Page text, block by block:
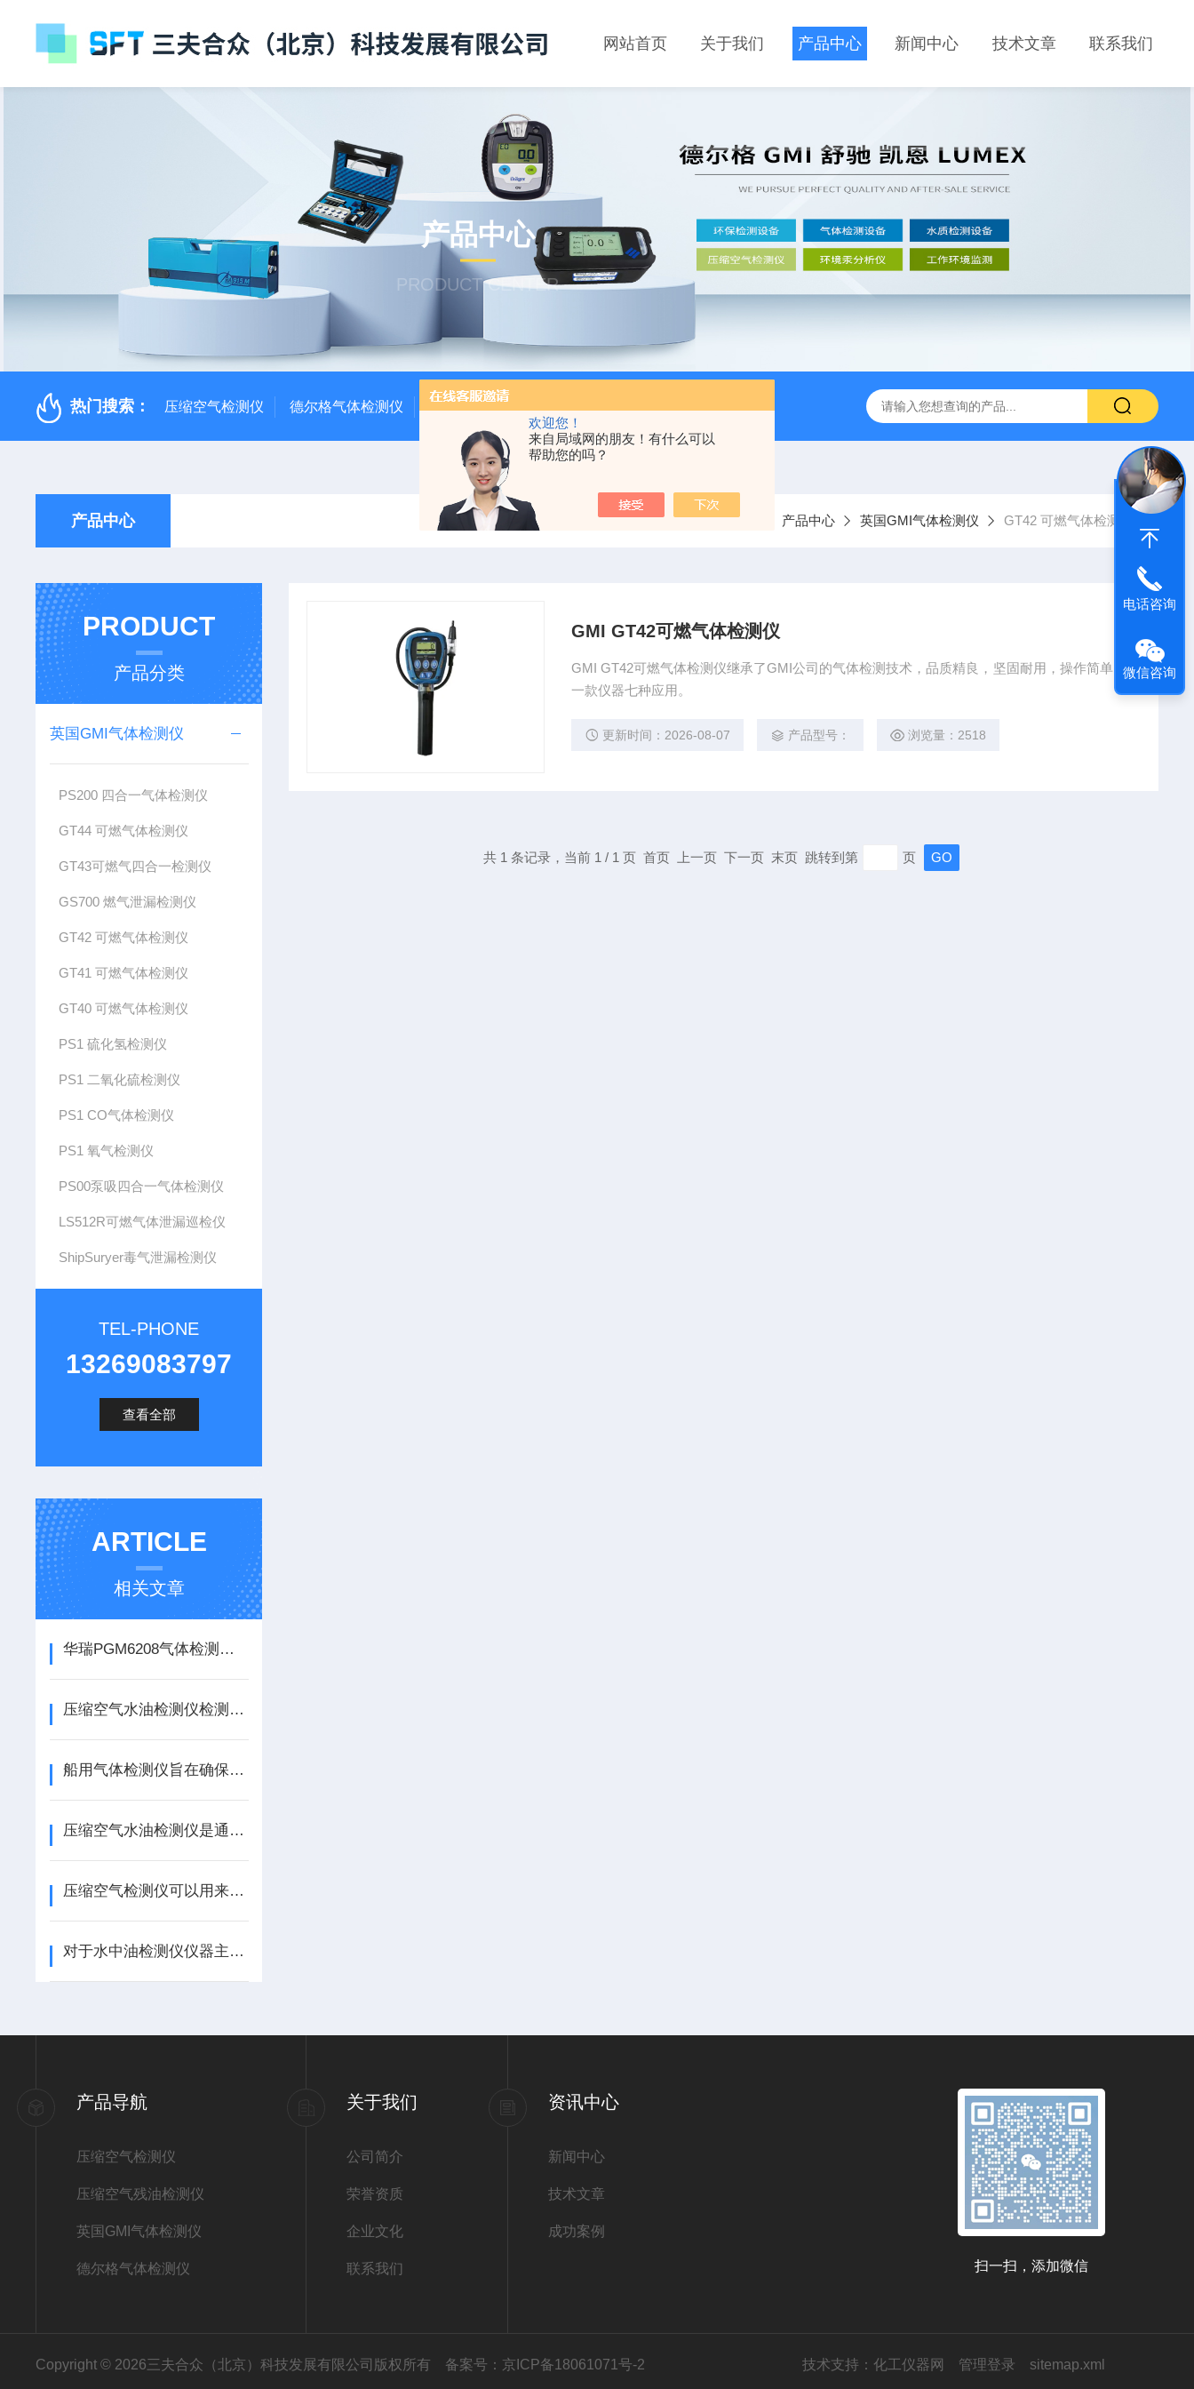
欢迎您！
来自局域网的朋友！有什么可以
帮助您的吗？
网站首页 关于我们 产品中心 新闻中心 技术文章 联系我们
产品中心
PRODUCT CENTER
热门搜索： 压缩空气检测仪 德尔格气体检测仪 GMI气体检测仪
产品中心 当前位置：首页 产品中心 英国GMI气体检测仪 GT42 可燃气体检测仪
PRODUCT
产品分类
英国GMI气体检测仪
PS200 四合一气体检测仪
GT44 可燃气体检测仪
GT43可燃气四合一检测仪
GS700 燃气泄漏检测仪
GT42 可燃气体检测仪
GT41 可燃气体检测仪
GT40 可燃气体检测仪
PS1 硫化氢检测仪
PS1 二氧化硫检测仪
PS1 CO气体检测仪
PS1 氧气检测仪
PS00泵吸四合一气体检测仪
LS512R可燃气体泄漏巡检仪
ShipSuryer毒气泄漏检测仪
TEL-PHONE
13269083797
查看全部
ARTICLE
相关文章
华瑞PGM6208气体检测仪仪器设计的分析
压缩空气水油检测仪检测完毕后的清洁维护该如何做？
船用气体检测仪旨在确保船舶运营过程中的安全与环保
压缩空气水油检测仪是通过传感器探测其中水分和油分的
压缩空气检测仪可以用来检测哪些工作？
对于水中油检测仪仪器主要用途，你想知道吗
GMI GT42可燃气体检测仪
GMI GT42可燃气体检测仪继承了GMI公司的气体检测技术，品质精良，坚固耐用，操作简单。
一款仪器七种应用。
更新时间：2026-08-07 产品型号： 浏览量：2518
共 1 条记录，当前 1 / 1 页 首页 上一页 下一页 末页 跳转到第 页
产品导航
压缩空气检测仪
压缩空气残油检测仪
英国GMI气体检测仪
德尔格气体检测仪
关于我们
公司简介
荣誉资质
企业文化
联系我们
资讯中心
新闻中心
技术文章
成功案例
扫一扫，添加微信
Copyright © 2026三夫合众（北京）科技发展有限公司版权所有 备案号：京ICP备18061071号-2 技术支持： 化工仪器网 管理登录 sitemap.xml
电话咨询
微信咨询